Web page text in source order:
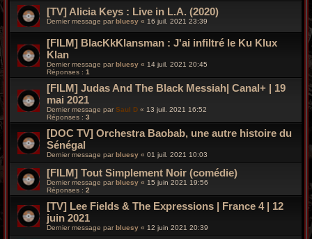
[TV] Alicia Keys : Live in L.A. (2020)
Dernier message par bluesy « 16 juil. 2021 23:39
[FILM] BlacKkKlansman : J'ai infiltré le Ku Klux
Klan
Dernier message par bluesy « 14 juil. 2021 20:45
Réponses : 1
[FILM] Judas And The Black Messiah| Canal+ | 19
mai 2021
Dernier message par Saul D « 13 juil. 2021 16:52
Réponses : 3
[DOC TV] Orchestra Baobab, une autre histoire du
Sénégal
Dernier message par bluesy « 01 juil. 2021 10:03
[FILM] Tout Simplement Noir (comédie)
Dernier message par bluesy « 15 juin 2021 19:56
Réponses : 2
[TV] Lee Fields & The Expressions | France 4 | 12
juin 2021
Dernier message par bluesy « 12 juin 2021 20:39